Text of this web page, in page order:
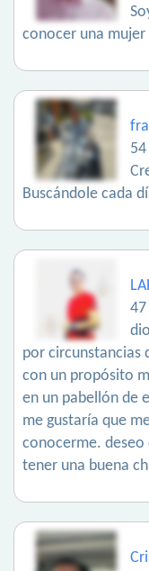
conocer una
Buscándole cada
por circunstancias
con un propósito
en un pabellón de
me gustaría que
conocerme. deseo
tener una buena